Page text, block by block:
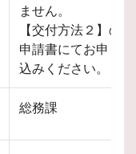
ません。
【交付方法２】の
申請書にてお申し
込みください。
総務課